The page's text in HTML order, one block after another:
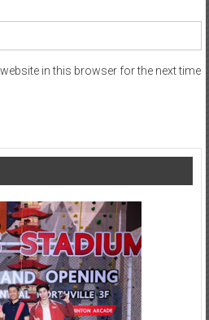
in this browser for the next time